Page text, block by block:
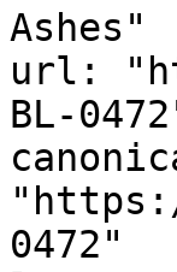
Ashes"
url:
BL-
0472"